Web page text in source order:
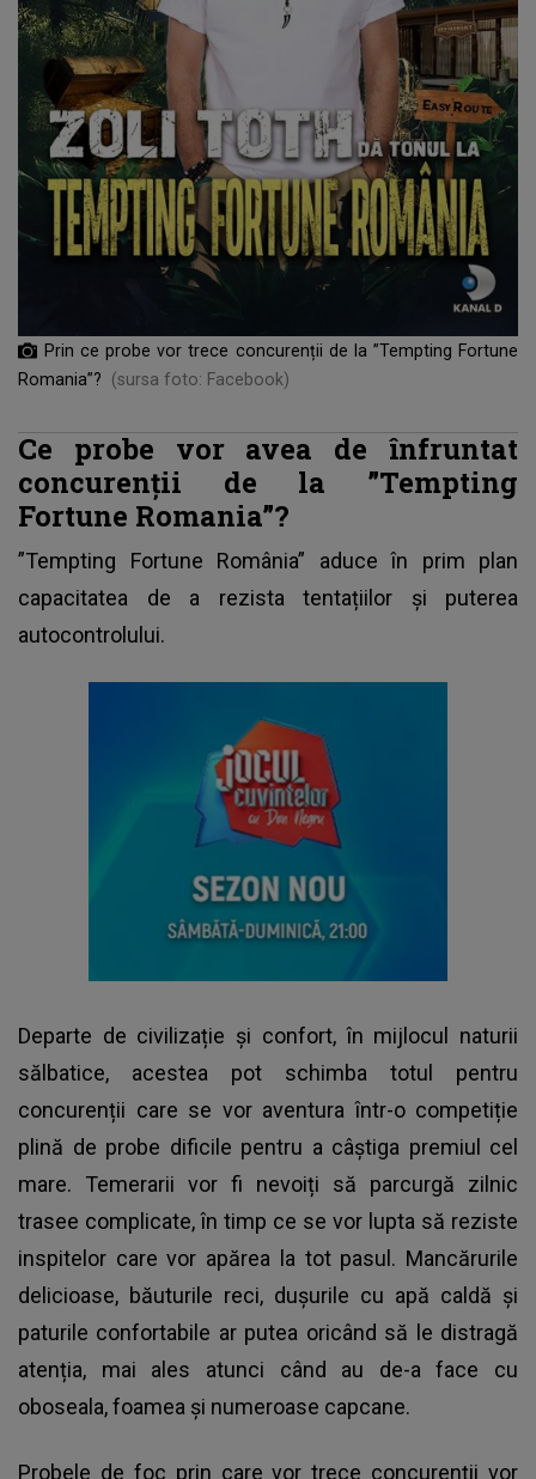
Prin ce probe vor trece concurenții de la ”Tempting Fortune
Romania”?
(sursa foto: Facebook)
Ce probe vor avea de înfruntat
concurenții de la ”Tempting
Fortune Romania”?
”Tempting Fortune România” aduce în prim plan
capacitatea de a rezista tentațiilor și puterea
autocontrolului.
Departe de civilizație și confort, în mijlocul naturii
sălbatice, acestea pot schimba totul pentru
concurenții care se vor aventura într-o competiție
plină de probe dificile pentru a câștiga premiul cel
mare. Temerarii vor fi nevoiți să parcurgă zilnic
trasee complicate, în timp ce se vor lupta să reziste
inspitelor care vor apărea la tot pasul. Mancărurile
delicioase, băuturile reci, duşurile cu apă caldă și
paturile confortabile ar putea oricând să le distragă
atenția, mai ales atunci când au de-a face cu
oboseala, foamea și numeroase capcane.
Probele de foc prin care vor trece concurenții vor